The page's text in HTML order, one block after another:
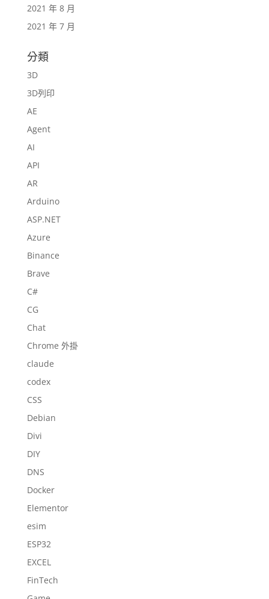
2021 年 8 月
2021 年 7 月
分類
3D
3D列印
AE
Agent
AI
API
AR
Arduino
ASP.NET
Azure
Binance
Brave
C#
CG
Chat
Chrome 外掛
claude
codex
CSS
Debian
Divi
DIY
DNS
Docker
Elementor
esim
ESP32
EXCEL
FinTech